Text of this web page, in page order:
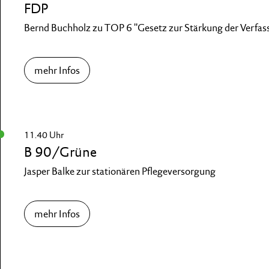
FDP
Bernd Buchholz zu TOP 6 "Gesetz zur Stärkung der
mehr Infos
11.40 Uhr
B 90/Grüne
Jasper Balke zur stationären Pflegeversorgung
mehr Infos